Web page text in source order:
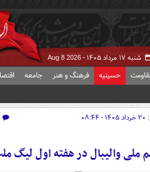
شنبه ۱۷ مرداد ۱۴۰۵ - Aug 8 2026
حسینیه فرهنگ و هنر جامعه
۲۰ خرداد ۱۴۰۵ - ۰۸:۴۴
والیبال در هفته اول لیگ